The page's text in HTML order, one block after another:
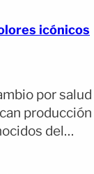
icónicos
por salud
producción
del
La empresa